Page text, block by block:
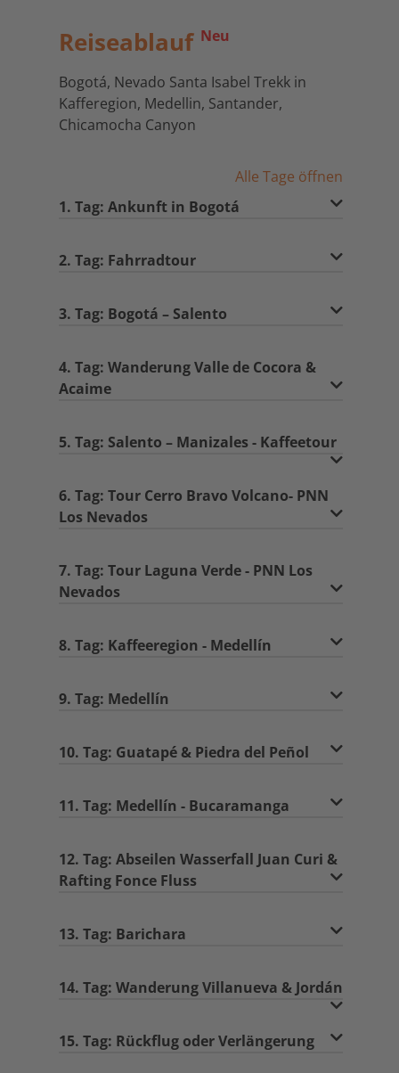
Reiseablauf Neu
Bogotá, Nevado Santa Isabel Trekk in
Kafferegion, Medellin, Santander,
Chicamocha Canyon
Alle Tage öffnen
1. Tag: Ankunft in Bogotá
2. Tag: Fahrradtour
3. Tag: Bogotá – Salento
4. Tag: Wanderung Valle de Cocora &
Acaime
5. Tag: Salento – Manizales - Kaffeetour
6. Tag: Tour Cerro Bravo Volcano- PNN
Los Nevados
7. Tag: Tour Laguna Verde - PNN Los
Nevados
8. Tag: Kaffeeregion - Medellín
9. Tag: Medellín
10. Tag: Guatapé & Piedra del Peñol
11. Tag: Medellín - Bucaramanga
12. Tag: Abseilen Wasserfall Juan Curi &
Rafting Fonce Fluss
13. Tag: Barichara
14. Tag: Wanderung Villanueva & Jordán
15. Tag: Rückflug oder Verlängerung